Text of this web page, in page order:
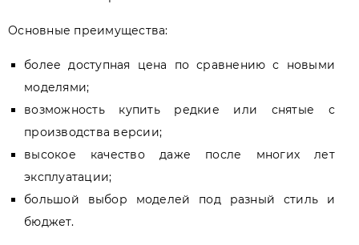
Основные преимущества:
более доступная цена по сравнению с новыми
моделями;
возможность купить редкие или снятые с
производства версии;
высокое качество даже после многих лет
эксплуатации;
большой выбор моделей под разный стиль и
бюджет.